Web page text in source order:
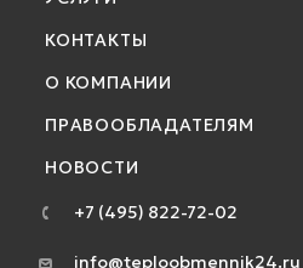
КОНТАКТЫ
О КОМПАНИИ
ПРАВООБЛАДАТЕЛЯМ
НОВОСТИ
+7 (495) 822-72-02
info@teploobmennik24.ru